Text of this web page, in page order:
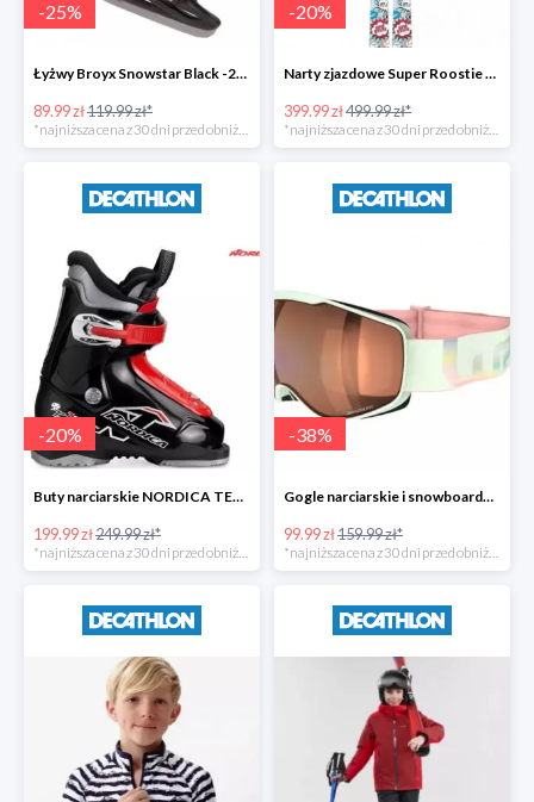
-25%
Łyżwy Broyx Snowstar Black -25%
89.99 zł119.99 zł*
*najniższa cena z 30 dni przed obniżką
-20%
Narty zjazdowe Super Roostie X-KID 4 -20%
399.99 zł499.99 zł*
*najniższa cena z 30 dni przed obniżką
-20%
Buty narciarskie NORDICA TEAM 1 JR -20%
199.99 zł249.99 zł*
-38%
Gogle narciarskie i snowboardowe G 900 dla dorosłych i dzieci -37%
99.99 zł159.99 zł*